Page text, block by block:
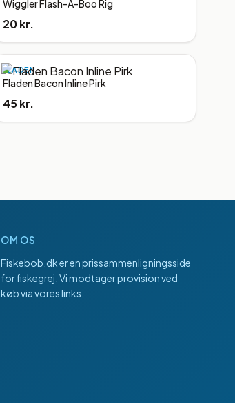
Wiggler Flash-A-Boo Rig
20 kr.
FLADEN
Fladen Bacon Inline Pirk
45 kr.
OM OS
Fiskebob.dker en prissammenligningsside
for fiskegrej. Vi modtager provision ved
køb via vores links.